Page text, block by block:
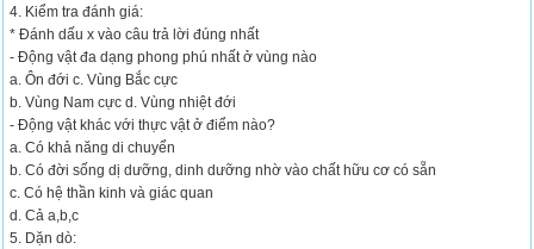
4. Kiểm tra đánh giá:
* Đánh dấu x vào câu trả lời đúng nhất
- Động vật đa dạng phong phú nhất ở vùng nào
a. Ôn đới c. Vùng Bắc cực
b. Vùng Nam cực d. Vùng nhiệt đới
- Động vật khác với thực vật ở điểm nào?
a. Có khả năng di chuyển
b. Có đời sống dị dưỡng, dinh dưỡng nhờ vào chất hữu cơ có sẵn
c. Có hệ thần kinh và giác quan
d. Cả a,b,c
5. Dặn dò: